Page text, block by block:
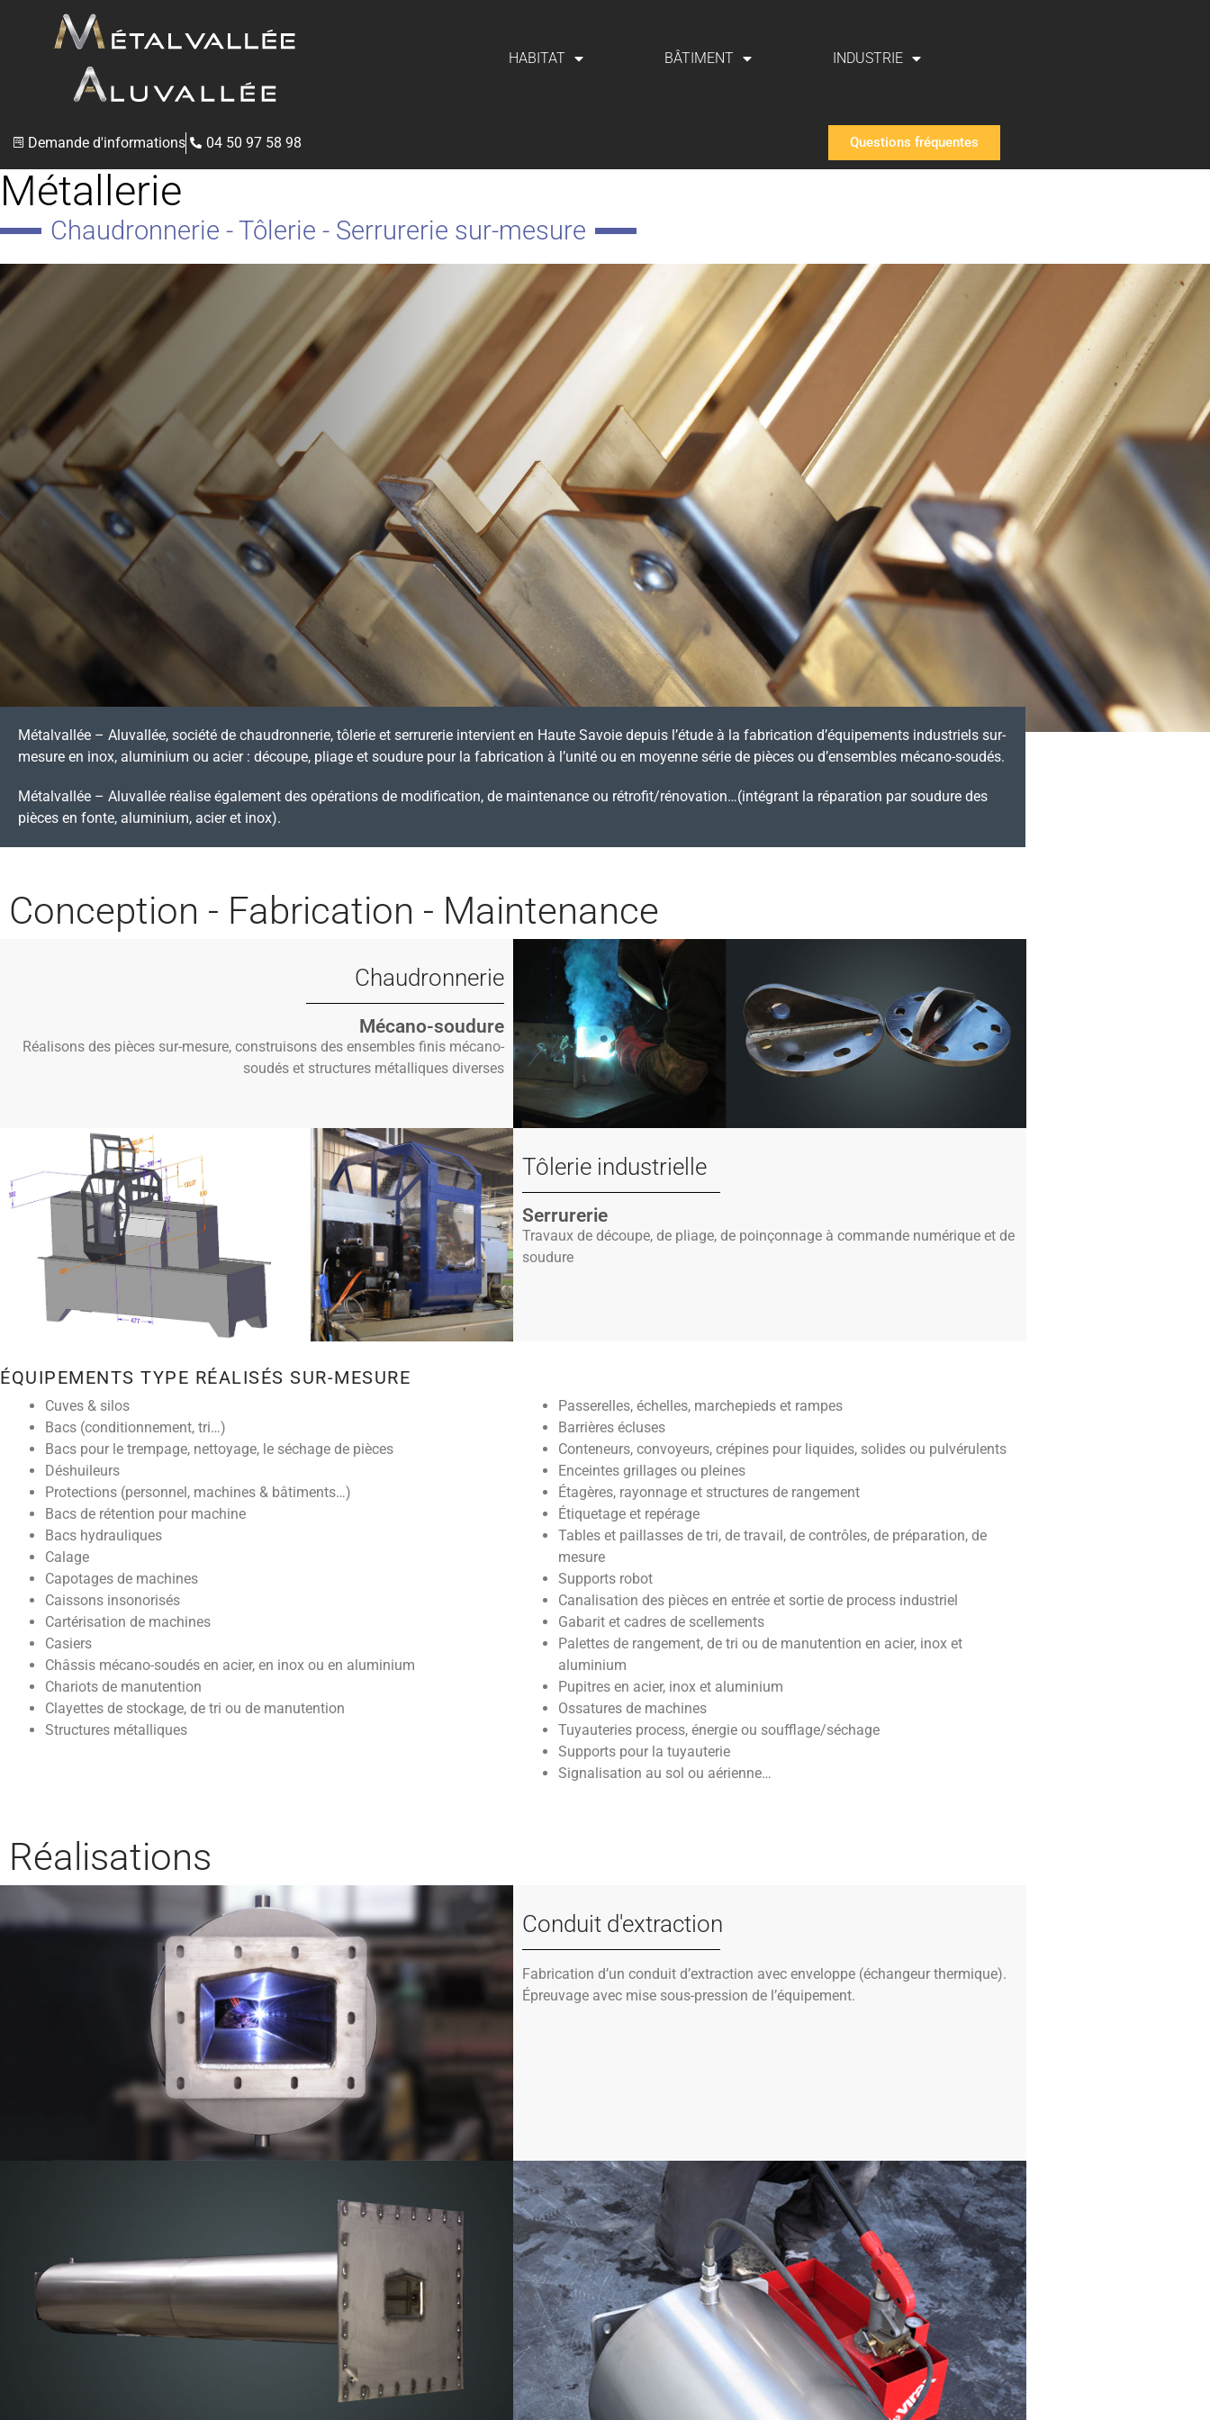
HABITAT BÂTIMENT INDUSTRIE
Demande d'informations 04 50 97 58 98 Questions fréquentes
Métallerie
Chaudronnerie - Tôlerie - Serrurerie sur-mesure
Métalvallée – Aluvallée, société de chaudronnerie, tôlerie et serrurerie intervient en Haute Savoie depuis l’étude à la fabrication d’équipements industriels sur­-
mesure en inox, aluminium ou acier : découpe, pliage et soudure pour la fabrication à l’unité ou en moyenne série de pièces ou d’ensembles mécano-soudés.
Métalvallée – Aluvallée réalise également des opérations de modification, de maintenance ou rétrofit/rénovation…(intégrant la réparation par soudure des
pièces en fonte, aluminium, acier et inox).
Conception - Fabrication - Maintenance
Chaudronnerie
Mécano-soudure
Réalisons des pièces sur-mesure, construisons des ensembles finis mécano-
soudés et structures métalliques diverses
Tôlerie industrielle
Serrurerie
Travaux de découpe, de pliage, de poinçonnage à commande numérique et de
soudure
ÉQUIPEMENTS TYPE RÉALISÉS SUR-MESURE
Cuves & silos
Bacs (conditionnement, tri…)
Bacs pour le trempage, nettoyage, le séchage de pièces
Déshuileurs
Protections (personnel, machines & bâtiments…)
Bacs de rétention pour machine
Bacs hydrauliques
Calage
Capotages de machines
Caissons insonorisés
Cartérisation de machines
Casiers
Châssis mécano-soudés en acier, en inox ou en aluminium
Chariots de manutention
Clayettes de stockage, de tri ou de manutention
Structures métalliques
Passerelles, échelles, marchepieds et rampes
Barrières écluses
Conteneurs, convoyeurs, crépines pour liquides, solides ou pulvérulents
Enceintes grillages ou pleines
Étagères, rayonnage et structures de rangement
Étiquetage et repérage
Tables et paillasses de tri, de travail, de contrôles, de préparation, de
mesure
Supports robot
Canalisation des pièces en entrée et sortie de process industriel
Gabarit et cadres de scellements
Palettes de rangement, de tri ou de manutention en acier, inox et
aluminium
Pupitres en acier, inox et aluminium
Ossatures de machines
Tuyauteries process, énergie ou soufflage/séchage
Supports pour la tuyauterie
Signalisation au sol ou aérienne…
Réalisations
Conduit d'extraction
Fabrication d’un conduit d’extraction avec enveloppe (échangeur thermique).
Épreuvage avec mise sous-pression de l’équipement.